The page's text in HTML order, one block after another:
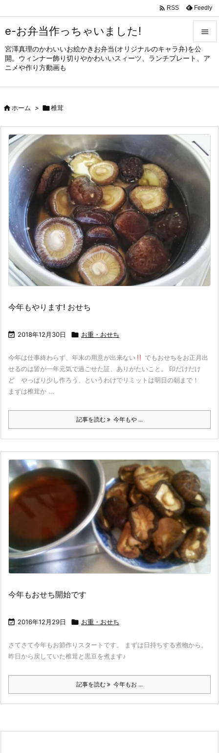
e-お弁当作っちゃいました!
宮澤真理のかわいいお絵かきお弁当(オリジナルのキャラ弁)を公
開。ウィンナー飾り切りやかわいいスィーツ、ランチプレート、ア
ニメや作り方動画も


メニュ
サイド


検索
 RSS Feedly
ホーム > 椎茸
今年もやります! おせち
 2018年12月30日  お重・おせち
今年は仕事終わらず、年末の用意が出来ない
でもおせちをお正月出
せるのは皆が一年元気で過ごせた証、ありがたいこと。 印だけだけ
ど やっぱり少し作ろう、というわけでリミットは明日の朝まで！
まずは椎茸か ...
記事を読む 今年もや ...
今年もおせち開始です
 2016年12月29日  お重・おせち
さてさて今年もお節作りスタートです。 まずは日持ちする煮物から。
昨日から戻していた椎茸と黒豆を煮ます♪
記事を読む 今年もお ...